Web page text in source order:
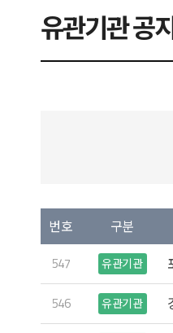
유관기관 공
번호 구분
547 유관기관
546 유관기관